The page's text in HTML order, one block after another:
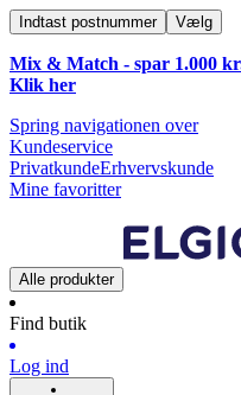
Indtast postnummer Vælg
Mix & Match - spar 1.000
Klik her
Spring navigationen over
Kundeservice
PrivatkundeErhvervskunde
Mine favoritter
Alle produkter
Find butik
Log ind